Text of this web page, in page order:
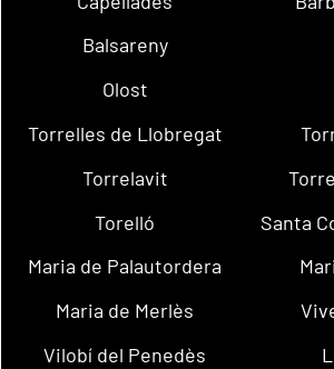
Balsareny
Olost
Torrelles de Llobregat
Torrelavit
Torelló
Santa
Maria de Palautordera
Maria de Merlès
Vilobí del Penedès